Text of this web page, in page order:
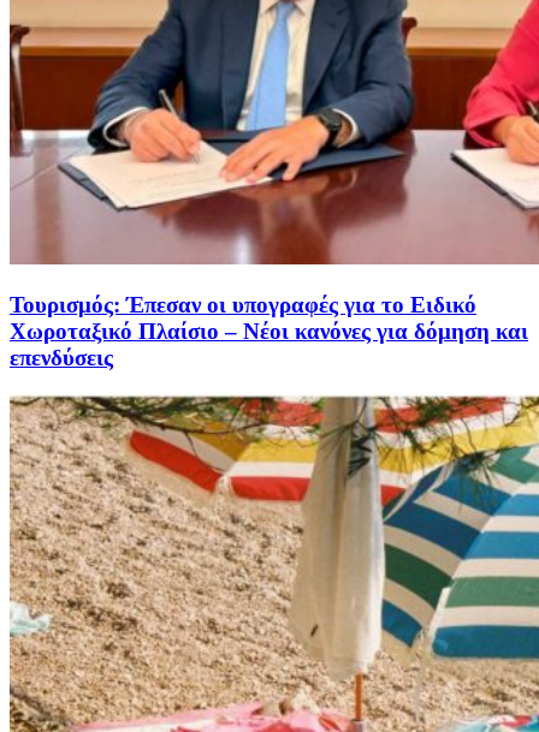
Τουρισμός: Έπεσαν οι υπογραφές για το Ειδικό
Χωροταξικό Πλαίσιο – Νέοι κανόνες για δόμηση και
επενδύσεις